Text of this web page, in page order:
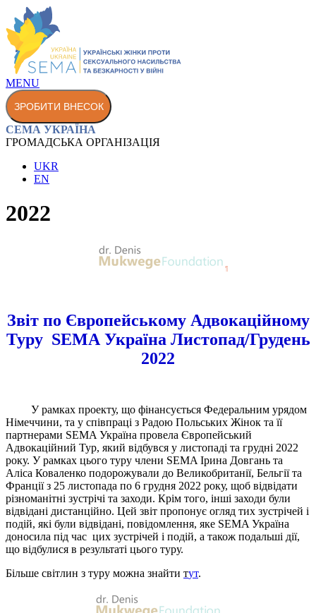
MENU
ЗРОБИТИ ВНЕСОК
СЕМА УКРАЇНА
ГРОМАДСЬКА ОРГАНІЗАЦІЯ
UKR
EN
2022
Звіт по Європейському Адвокаційному
Туру SEMA Україна Листопад/Грудень
2022
У рамках проекту, що фінансується Федеральним урядом
Німеччини, та у співпраці з Радою Польських Жінок та її
партнерами SEMA Україна провела Європейський
Адвокаційний Тур, який відбувся у листопаді та грудні 2022
року. У рамках цього туру члени SEMA Ірина Довгань та
Аліса Коваленко подорожували до Великобританії, Бельгії та
Франції з 25 листопада по 6 грудня 2022 року, щоб відвідати
різноманітні зустрічі та заходи. Крім того, інші заходи були
відвідані дистанційно. Цей звіт пропонує огляд тих зустрічей і
подій, які були відвідані, повідомлення, яке SEMA Україна
доносила під час цих зустрічей і подій, а також подальші дії,
що відбулися в результаті цього туру.
Більше світлин з туру можна знайти тут.